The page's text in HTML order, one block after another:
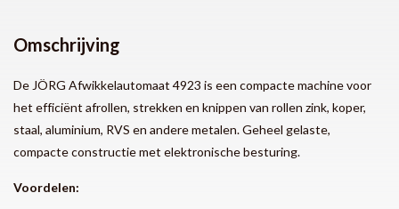
Omschrijving
De JÖRG Afwikkelautomaat 4923 is een compacte machine voor
het efficiënt afrollen, strekken en knippen van rollen zink, koper,
staal, aluminium, RVS en andere metalen. Geheel gelaste,
compacte constructie met elektronische besturing.
Voordelen: